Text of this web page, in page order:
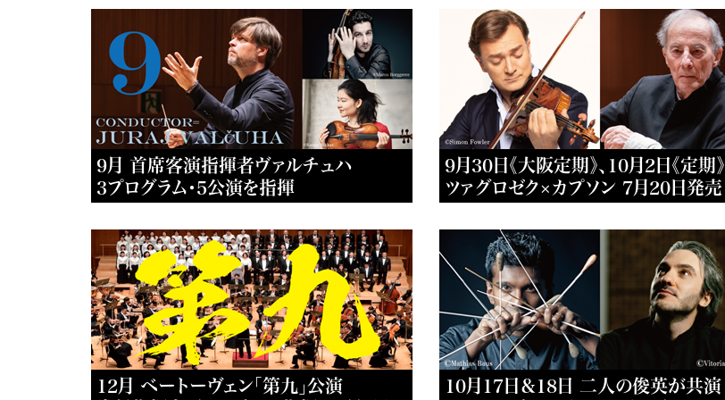
9月 首席客演指揮者ヴァルチュハ
3プログラム・5公演を指揮
9月30日《大阪定期》、10月2日《定期》
ツァグロゼク×カプソン 7月20日発売
12月 ベートーヴェン「第九」公演
10月17日＆18日 二人の俊英が共演